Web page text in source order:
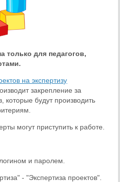
только для педагогов,
на экспертизу
закрепление за
которые будут производить
могут приступить к работе.
и паролем.
- "Экспертиза проектов".